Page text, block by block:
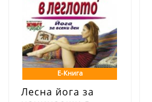
Е-Книга
Лесна йога за